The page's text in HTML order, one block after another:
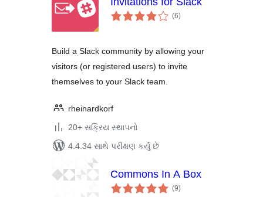
(6કુલ
રેટિંગ્સ
)
Build a Slack community by allowing your
visitors (or registered users) to invite
themselves to your Slack team.
rheinardkorf
20+ સક્રિય સ્થાપનો
4.4.34 સાથે પરીક્ષણ કર્યું છે
Commons In A Box
(9કુલ
રેટિંગ્સ
)